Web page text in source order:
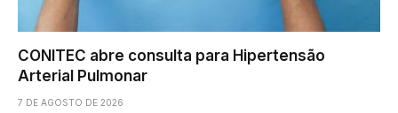
CONITEC abre consulta para Hipertensão
Arterial Pulmonar
7 DE AGOSTO DE 2026